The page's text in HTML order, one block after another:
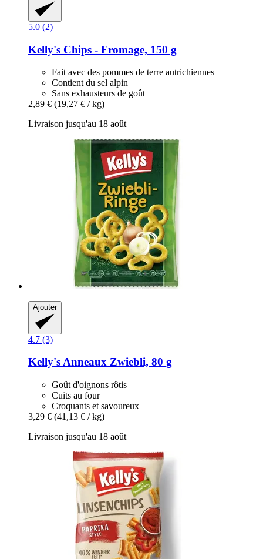
5.0 (2)
Kelly's Chips -​ Fromage, 150 g
Fait avec des pommes de terre autrichiennes
Contient du sel alpin
Sans exhausteurs de goût
2,89 € (19,27 € / kg)
Livraison jusqu'au 18 août
Ajouter
4.7 (3)
Kelly'sAnneaux Zwiebli, 80 g
Goût d'oignons rôtis
Cuits au four
Croquants et savoureux
3,29 € (41,13 € / kg)
Livraison jusqu'au 18 août